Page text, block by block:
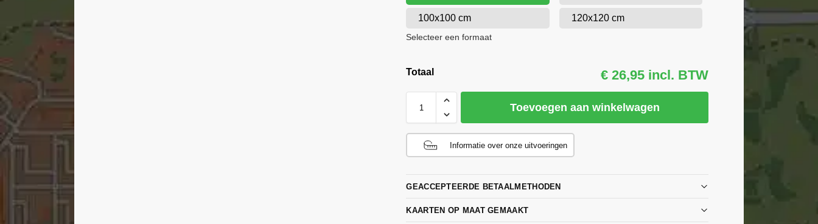
100x100 cm 120x120 cm
Selecteer een formaat
Totaal € 26,95 incl. BTW
Toevoegen aan winkelwagen
Informatie over onze uitvoeringen
GEACCEPTEERDE BETAALMETHODEN
KAARTEN OP MAAT GEMAAKT